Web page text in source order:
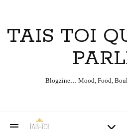
TAIS TOI
Blogzine… Mood, Food,